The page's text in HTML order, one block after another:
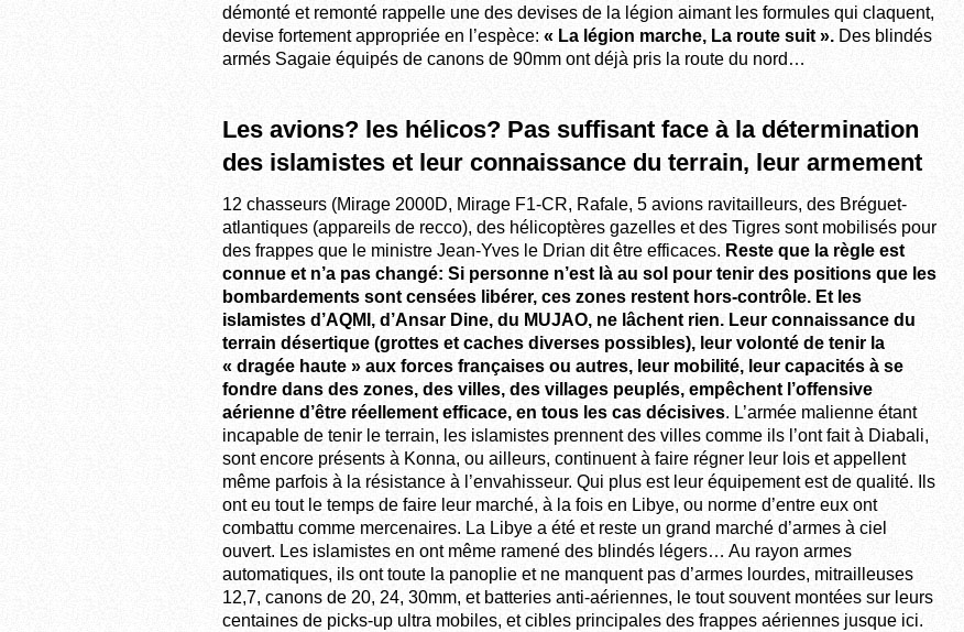
démonté et remonté rappelle une des devises de la légion aimant les formules qui claquent,
devise fortement appropriée en l’espèce: « La légion marche, La route suit ». Des blindés
armés Sagaie équipés de canons de 90mm ont déjà pris la route du nord…
Les avions? les hélicos? Pas suffisant face à la détermination
des islamistes et leur connaissance du terrain, leur armement
12 chasseurs (Mirage 2000D, Mirage F1-CR, Rafale, 5 avions ravitailleurs, des Bréguet-
atlantiques (appareils de recco), des hélicoptères gazelles et des Tigres sont mobilisés pour
des frappes que le ministre Jean-Yves le Drian dit être efficaces. Reste que la règle est
connue et n’a pas changé: Si personne n’est là au sol pour tenir des positions que les
bombardements sont censées libérer, ces zones restent hors-contrôle. Et les
islamistes d’AQMI, d’Ansar Dine, du MUJAO, ne lâchent rien. Leur connaissance du
terrain désertique (grottes et caches diverses possibles), leur volonté de tenir la
« dragée haute » aux forces françaises ou autres, leur mobilité, leur capacités à se
fondre dans des zones, des villes, des villages peuplés, empêchent l’offensive
aérienne d’être réellement efficace, en tous les cas décisives. L’armée malienne étant
incapable de tenir le terrain, les islamistes prennent des villes comme ils l’ont fait à Diabali,
sont encore présents à Konna, ou ailleurs, continuent à faire régner leur lois et appellent
même parfois à la résistance à l’envahisseur. Qui plus est leur équipement est de qualité. Ils
ont eu tout le temps de faire leur marché, à la fois en Libye, ou norme d’entre eux ont
combattu comme mercenaires. La Libye a été et reste un grand marché d’armes à ciel
ouvert. Les islamistes en ont même ramené des blindés légers… Au rayon armes
automatiques, ils ont toute la panoplie et ne manquent pas d’armes lourdes, mitrailleuses
12,7, canons de 20, 24, 30mm, et batteries anti-aériennes, le tout souvent montées sur leurs
centaines de picks-up ultra mobiles, et cibles principales des frappes aériennes jusque ici.